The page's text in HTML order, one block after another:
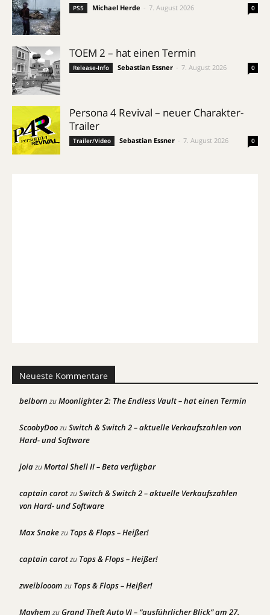
PS5 Michael Herde 7. August 2026 0
TOEM 2 – hat einen Termin
Release-Info Sebastian Essner 7. August 2026 0
Persona 4 Revival – neuer Charakter-
Trailer
Trailer/Video Sebastian Essner 7. August 2026 0
Neueste Kommentare
belborn zuMoonlighter 2: The Endless Vault – hat einen Termin
ScoobyDoozuSwitch & Switch 2 – aktuelle Verkaufszahlen von
Hard- und Software
joiazuMortal Shell II – Beta verfügbar
captain carotzuSwitch & Switch 2 – aktuelle Verkaufszahlen
von Hard- und Software
Max Snakezu Tops & Flops – Heißer!
captain carotzu Tops & Flops – Heißer!
zweiblooom zu Tops & Flops – Heißer!
Mayhem zuGrand Theft Auto VI – “ausführlicher Blick” am 27.